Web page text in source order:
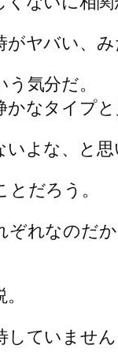
ヤバい、
気分だ。
なタイプ
よな、と思
だろう。
れなのだ
ていませ